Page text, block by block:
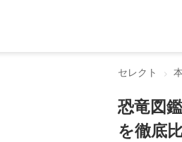
セレクト
恐竜図
を徹底